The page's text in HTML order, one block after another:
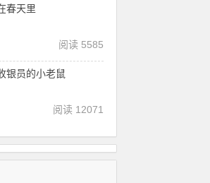
春天里
阅读 5585
银员的小老鼠
阅读 12071